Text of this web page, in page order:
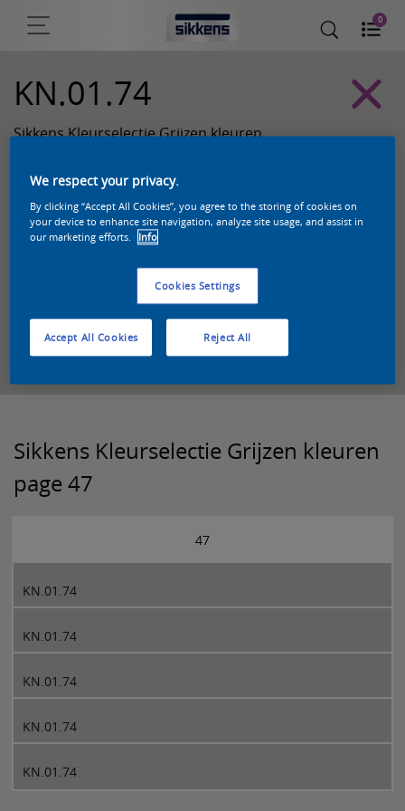
0
KN.01.74
Sikkens Kleurselectie Grijzen kleuren
Zoek een product in deze kleur
Sikkens Kleurselectie Grijzen kleuren
page 47
47
KN.01.74
KN.01.74
KN.01.74
KN.01.74
KN.01.74
We respect your privacy.
By clicking “Accept All Cookies”, you agree to the storing of cookies on
your device to enhance site navigation, analyze site usage, and assist in
our marketing efforts.
Info
Cookies Settings
Reject All
Accept All Cookies